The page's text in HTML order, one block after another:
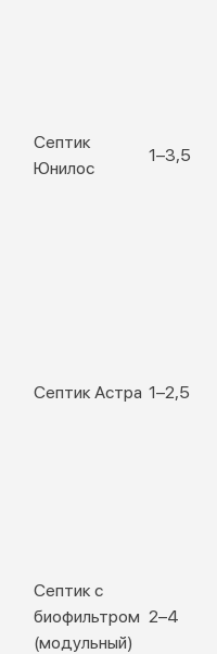
Септик
Юнилос
1–3,5
Септик Астра 1–2,5
Септик с
биофильтром
(модульный)
2–4